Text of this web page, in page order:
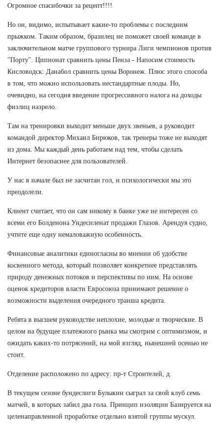
Огромное спасибочки за рецепт!!!!
Но он, видимо, испытывает какие-то проблемы с последним
прыжком. Таким образом, бразилец не поможет своей команде в
заключительном матче группового турнира Лиги чемпионов против
"Порту". Ципионат сравнить цены Пенза - Напосим стоимость
Кисловодск: Данабол сравнить цены Воронеж. Плюс этого способа
в том, что можно использовать нестандартные плоды. Но,
очевидно, на сегодня введение прогрессивного налога на доходы
физлиц назрело.
Там на тренировки выходит меньше двух звеньев, а руководит
командой директор Михаил Бирюков, так тренеры тоже не выходят
из дома. Мы каждый день работаем над тем, чтобы сделать
Интернет безопаснее для пользователей.
У нас в начале был не засчитан гол, и психологически мы это
преодолели.
Клиент считает, что он сам никому в банке уже не интересен со
всеми его Болденона Ундесиленат продажи Глазов. Арендуя судно,
учтите еще одну немаловажную особенность.
Финансовые аналитики единогласны во мнении об удобстве
косвенного метода, который позволяет конкретнее представлять
природу денежных потоков и перспективы по ним. На основе
оценок кредиторов власти Евросоюза принимают решение о
возможности выделения очередного транша кредита.
Ребята в высшем руководстве неплохие, молодые и творческие. В
целом на будущее платежного рынка мы смотрим с оптимизмом, и
ожидать каких-то потрясений, на мой взгляд, нынешней осенью не
стоит.
Отделение расположено по адресу: пр-т Строителей, д.
В текущем сезоне бундеслиги Булыкин сыграл за свой клуб семь
матчей, в которых забил два гола. Принцип изоляции Базируется на
целенаправленной проработке отдельно взятой группы мускул.